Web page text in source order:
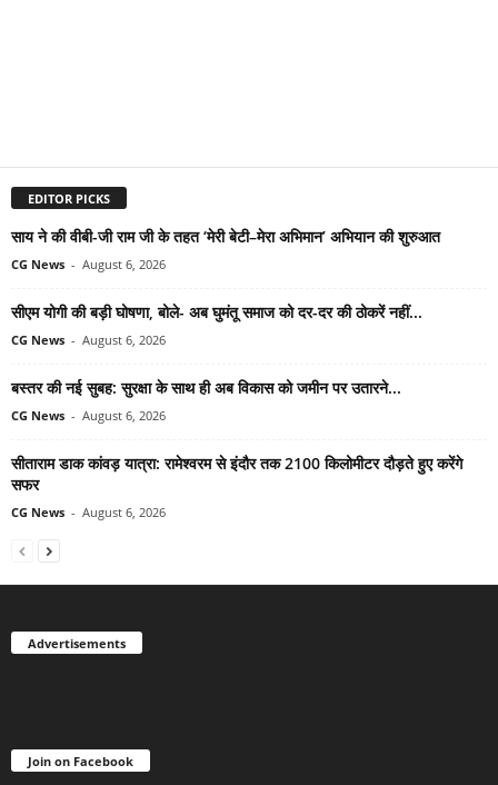
EDITOR PICKS
साय ने की वीबी-जी राम जी के तहत ‘मेरी बेटी–मेरा अभिमान’ अभियान की शुरुआत
CG News - August 6, 2026
सीएम योगी की बड़ी घोषणा, बोले- अब घुमंतू समाज को दर-दर की ठोकरें नहीं...
CG News - August 6, 2026
बस्तर की नई सुबह: सुरक्षा के साथ ही अब विकास को जमीन पर उतारने...
CG News - August 6, 2026
सीताराम डाक कांवड़ यात्रा: रामेश्वरम से इंदौर तक 2100 किलोमीटर दौड़ते हुए करेंगे
सफर
CG News - August 6, 2026
Advertisements
Join on Facebook